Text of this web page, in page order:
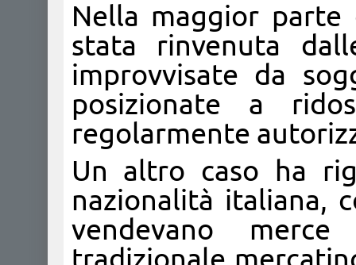
Nella maggior parte
stata rinvenuta
improvvisate da
posizionate a
regolarmente
Un altro caso ha
nazionalità italiana,
vendevano
tradizionale